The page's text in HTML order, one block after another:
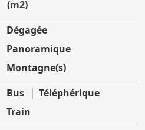
35 (m2)
Dégagée
Panoramique
Montagne(s)
Bus
Téléphérique
Train